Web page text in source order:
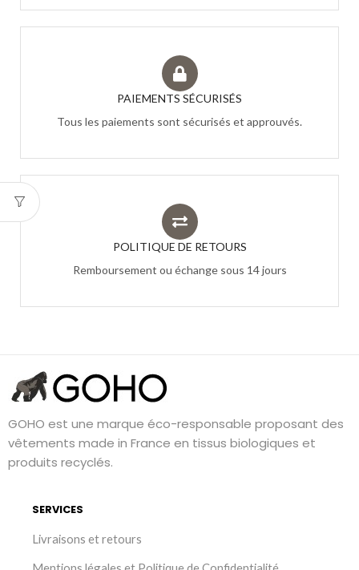
PAIEMENTS SÉCURISÉS
Tous les paiements sont sécurisés et approuvés.
POLITIQUE DE RETOURS
Remboursement ou échange sous 14 jours
GOHO est une marque éco-responsable proposant des
vêtements made in France en tissus biologiques et
produits recyclés.
SERVICES
Livraisons et retours